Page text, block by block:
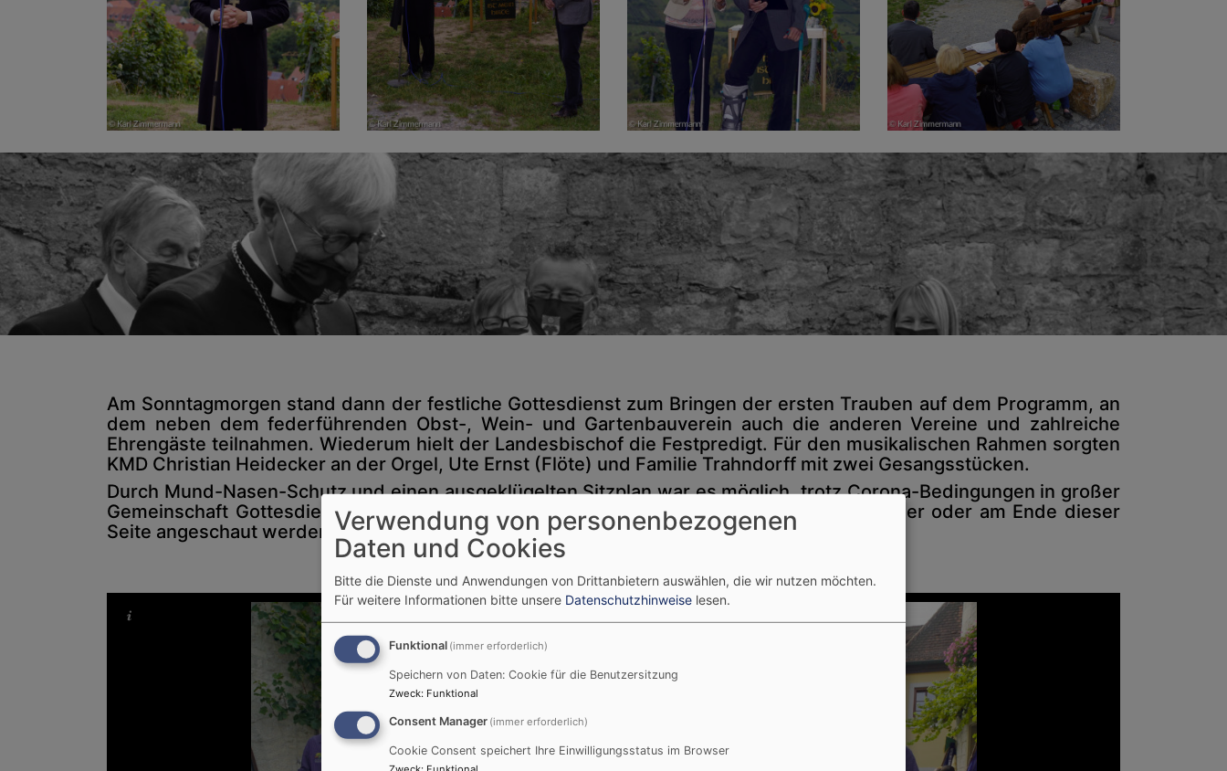
Am Sonntagmorgen stand dann der festliche Gottesdienst zum Bringen der ersten Trauben auf dem Programm, an
dem neben dem federführenden Obst-, Wein- und Gartenbauverein auch die anderen Vereine und zahlreiche
Ehrengäste teilnahmen. Wiederum hielt der Landesbischof die Festpredigt. Für den musikalischen Rahmen sorgten
KMD Christian Heidecker an der Orgel, Ute Ernst (Flöte) und Familie Trahndorff mit zwei Gesangsstücken.
Durch Mund-Nasen-Schutz und einen ausgeklügelten Sitzplan war es möglich, trotz Corona-Bedingungen in großer
Gemeinschaft Gottesdienst zu feiern. Der Gottesdienst wurde aufgenommen und kann
hieroder am Ende dieser
Seite angeschaut werden! Verwendung von personenbezogenen
Daten und Cookies
Bitte die Dienste und Anwendungen von Drittanbietern auswählen, die wir nutzen möchten.
Für weitere Informationen bitte unsere Datenschutzhinweise lesen.
Funktional (immer erforderlich)
Speichern von Daten: Cookie für die Benutzersitzung
Zweck: Funktional
Consent Manager (immer erforderlich)
Cookie Consent speichert Ihre Einwilligungsstatus im Browser